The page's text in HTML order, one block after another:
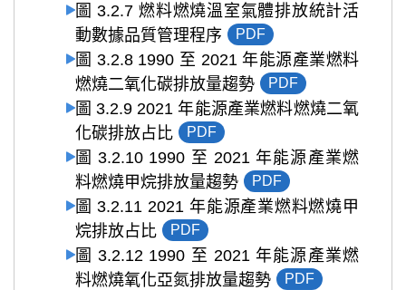
圖 3.2.7 燃料燃燒溫室氣體排放統計活
動數據品質管理程序
PDF
圖 3.2.8 1990 至 2021 年能源產業燃料
燃燒二氧化碳排放量趨勢
PDF
圖 3.2.9 2021 年能源產業燃料燃燒二氧
化碳排放占比
PDF
圖 3.2.10 1990 至 2021 年能源產業燃
料燃燒甲烷排放量趨勢
PDF
圖 3.2.11 2021 年能源產業燃料燃燒甲
烷排放占比
PDF
圖 3.2.12 1990 至 2021 年能源產業燃
料燃燒氧化亞氮排放量趨勢
PDF